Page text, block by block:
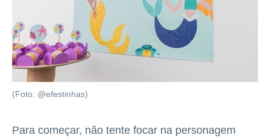
(Foto: @efestinhas)
Para começar, não tente focar na personagem